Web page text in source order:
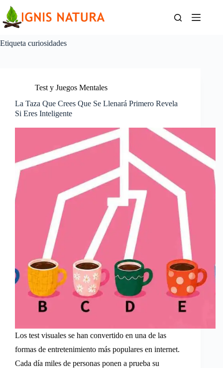
contenido
Etiqueta curiosidades
Test y Juegos Mentales
La Taza Que Crees Que Se Llenará Primero Revela
Si Eres Inteligente
Los test visuales se han convertido en una de las
formas de entretenimiento más populares en internet.
Cada día miles de personas ponen a prueba su